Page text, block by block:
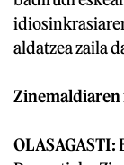
aldatzea zaila
Zinemaldiaren
OLASAGASTI: